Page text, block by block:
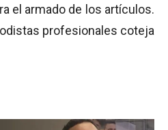
el armado de los artículos.
profesionales coteja